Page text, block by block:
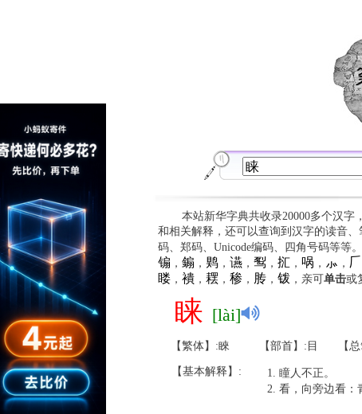
本站新华字典共收录20000多个汉字
和相关解释，还可以查询到汉字的读音
码、郑码、Unicode编码、四角号码等等
䦂 ， 䥇 ， 䴗， 䜩， 䴕， 㧟 ， 㖞 ， ⺗ ， 𠂆
䁖， 䙡， 䎬 ， 䅟， 䏝， 䥽，亲可单击或
睐 [lài]
【繁体】:睞 【部首】:目 【
【基本解释】:
瞳人不正。
看，向旁边看：